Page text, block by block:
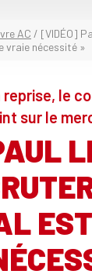
AC / [VIDÉO]
vraie nécessité »
le
sur le